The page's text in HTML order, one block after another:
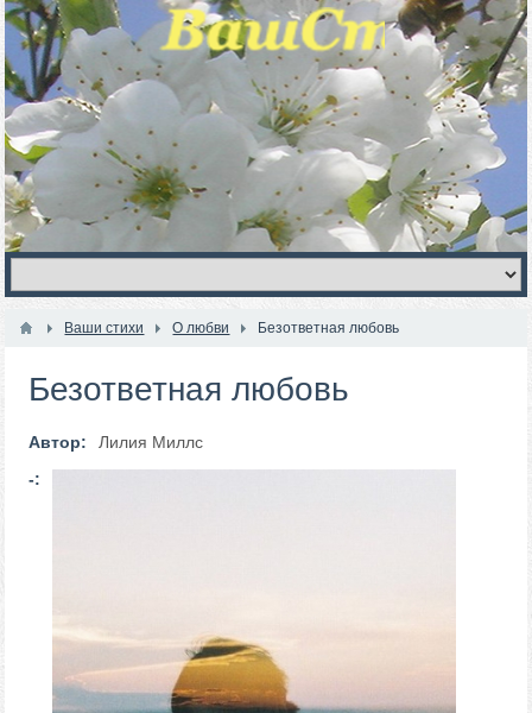
Ваши стихи О любви Безответная любовь
Безответная любовь
Автор:
Лилия Миллс
-: